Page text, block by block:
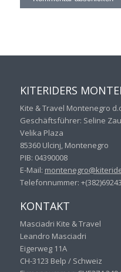
KITERIDERS
Kite & Travel Montenegro
Geschäftsführer: Seline
Velika Plaza
85360 Ulcinj, Montenegro
PIB: 04390008
E-Mail:
Telefonnummer:
KONTAKT
Masciadri Kite & Travel
Leandro Masciadri
Eigerweg 11A
CH-3123 Belp / Schweiz